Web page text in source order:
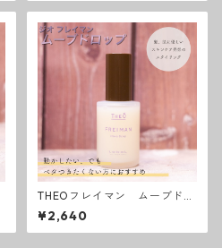
THEOフレイマン ムーブドロ
ップ
¥2,640